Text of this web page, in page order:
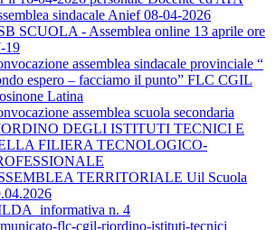
sindacale Anief 08-04-2026
SCUOLA - Assemblea online 13 aprile ore
19
assemblea sindacale provinciale “
espero – facciamo il punto” FLC CGIL
Latina
assemblea scuola secondaria
DEGLI ISTITUTI TECNICI E
FILIERA TECNOLOGICO-
TERRITORIALE Uil Scuola
n. 4
flc-cgil-riordino-istituti-tecnici